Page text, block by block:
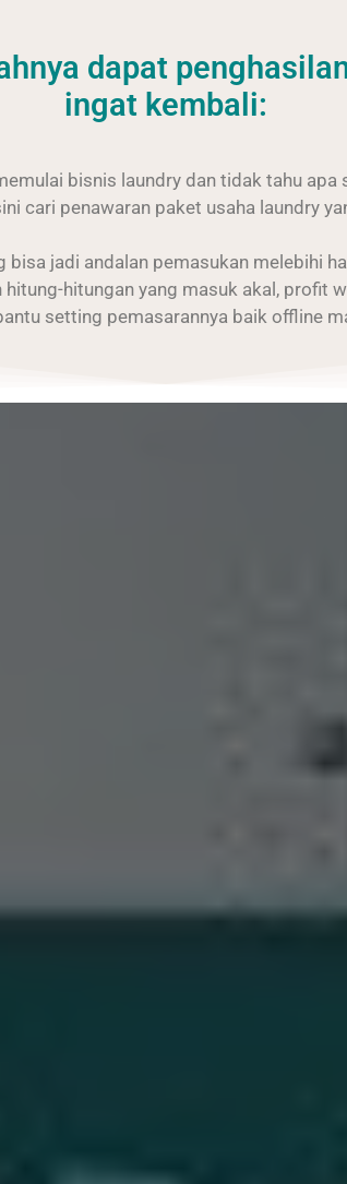
dapat
ingat kembali:
bisnis laundry dan tidak tahu apa
cari penawaran paket usaha laundry
bisa jadi andalan pemasukan melebihi
hitung-hitungan yang masuk akal, profit
setting pemasarannya baik offline